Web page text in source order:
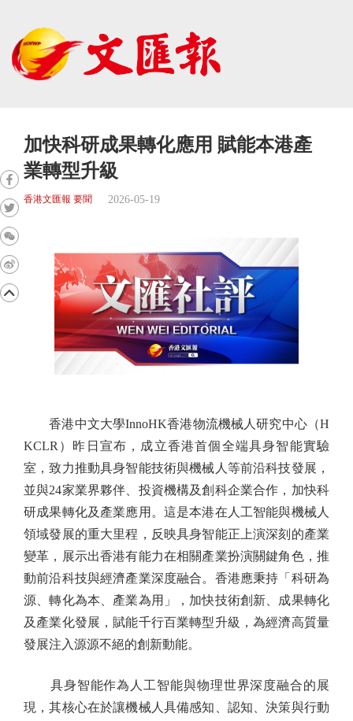
加快科研成果轉化應用 賦能本港產
業轉型升級
香港文匯報 要聞 2026-05-19
香港中文大學InnoHK香港物流機械人研究中心（H
KCLR）昨日宣布，成立香港首個全端具身智能實驗
室，致力推動具身智能技術與機械人等前沿科技發展，
並與24家業界夥伴、投資機構及創科企業合作，加快科
研成果轉化及產業應用。這是本港在人工智能與機械人
領域發展的重大里程，反映具身智能正上演深刻的產業
變革，展示出香港有能力在相關產業扮演關鍵角色，推
動前沿科技與經濟產業深度融合。香港應秉持「科研為
源、轉化為本、產業為用」，加快技術創新、成果轉化
及產業化發展，賦能千行百業轉型升級，為經濟高質量
發展注入源源不絕的創新動能。
具身智能作為人工智能與物理世界深度融合的展
現，其核心在於讓機械人具備感知、認知、決策與行動